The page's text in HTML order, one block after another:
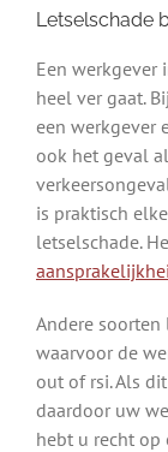
Letselschade
Een werkgever
heel ver gaat.
een werkgever
ook het geval
is praktisch
letselschade.
Andere
waarvoor de
out of rsi. Als
daardoor uw
hebt u recht op